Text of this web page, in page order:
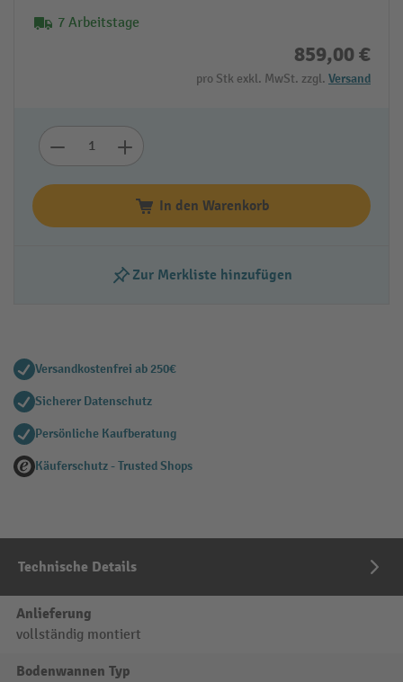
7 Arbeitstage
859,00 €
pro Stk exkl. MwSt. zzgl. Versand
In den Warenkorb
Zur Merkliste hinzufügen
Versandkostenfrei ab 250€
Sicherer Datenschutz
Persönliche Kaufberatung
Käuferschutz - Trusted Shops
Technische Details
Anlieferung
vollständig montiert
Bodenwannen Typ